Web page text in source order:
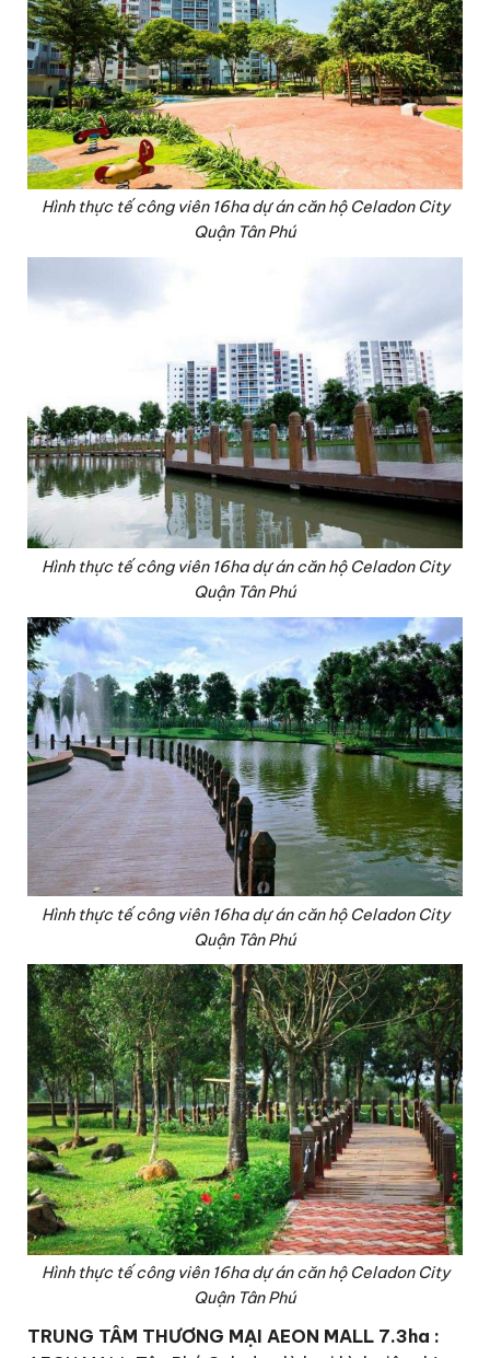
Hình thực tế công viên 16ha dự án căn hộ Celadon City
Quận Tân Phú
Hình thực tế công viên 16ha dự án căn hộ Celadon City
Quận Tân Phú
Hình thực tế công viên 16ha dự án căn hộ Celadon City
Quận Tân Phú
Hình thực tế công viên 16ha dự án căn hộ Celadon City
Quận Tân Phú
TRUNG TÂM THƯƠNG MẠI AEON MALL 7.3ha :